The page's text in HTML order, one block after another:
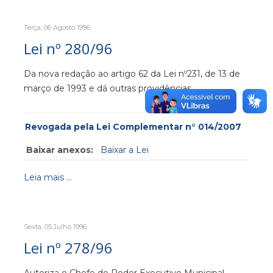
Terça, 06 Agosto 1996
Lei nº 280/96
Da nova redação ao artigo 62 da Lei nº231, de 13 de
março de 1993 e dá outras providências.
Revogada pela Lei Complementar n° 014/2007
Baixar anexos: Baixar a Lei
Leia mais ...
Sexta, 05 Julho 1996
Lei nº 278/96